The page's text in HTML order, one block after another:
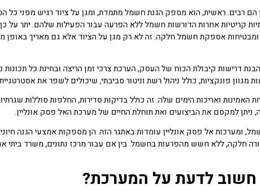
הם רבים. ראשית, הוא מספק הגנת חשמל מתמדת, ומגן על ציוד רגיש מפני כל
קריטיות אחרות הדורשות חשמל ללא הפרעה עבור הפעילות שלהם. יתר על
אספקת חשמל חלקה. זה לא רק מגן על הציוד אלא גם מאריך באופן
דרישות קיבולת הכוח של העסק, הערכת צרכי זמן הריצה ובחינת כל תכונות
מגוון פונקציות, כולל ניהול רשת וניטור סביבתי, שיכולים לשפר את
ואריכות הימים שלה. זה כולל בדיקות סדירות, החלפות סוללות
ניתן למקסם את הביצועים ואת תוחלת החיים של מערכת האל פסק אונליין.
ומערכות אל פסק אונליין עומדות באתגר הזה. הן מספקות אמצעי הגנה
חלקה, ללא חשש מהפרעות בחשמל. בין אם עבור מרכז נתונים, משרד ביתי
חשוב לדעת על המערכת?